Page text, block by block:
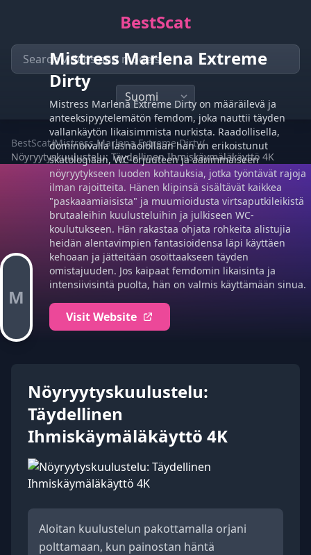
BestScat
BestScat/Mistress Marlena Extreme Dirty/
Nöyryytyskuulustelu: Täydellinen Ihmiskäymäläkäyttö 4K
M
Mistress Marlena Extreme
Dirty
Mistress Marlena Extreme Dirty on määräilevä ja
anteeksipyytelemätön femdom, joka nauttii täyden
vallankäytön likaisimmista nurkista. Raadollisella,
dominoivalla läsnäolollaan hän on erikoistunut
skatologiaan, WC-orjuuteen ja äärimmäiseen
nöyryytykseen luoden kohtauksia, jotka työntävät rajoja
ilman rajoitteita. Hänen klipinsä sisältävät kaikkea
"paskaaamiaisista" ja muumioidusta virtsaputkileikistä
brutaaleihin kuulusteluihin ja julkiseen WC-
koulutukseen. Hän rakastaa ohjata rohkeita alistujia
heidän alentavimpien fantasioidensa läpi käyttäen
kehoaan ja jätteitään osoittaakseen täyden
omistajuuden. Jos kaipaat femdomin likaisinta ja
intensiivisintä puolta, hän on valmis käyttämään sinua.
Visit Website
Nöyryytyskuulustelu:
Täydellinen
Ihmiskäymäläkäyttö 4K
Aloitan kuulustelun pakottamalla orjani
polttamaan, kun painostan häntä